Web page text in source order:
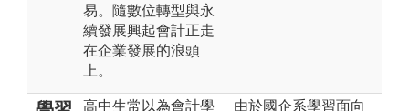
易。隨數位轉型與永
續發展興起會計正走
在企業發展的浪頭
上。
高中生常以為會計學
由於國企系學習面向